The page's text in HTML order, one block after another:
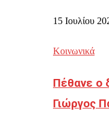
15 Ιουλίου
Κοινωνικά
Πέθανε ο
Γιώργος